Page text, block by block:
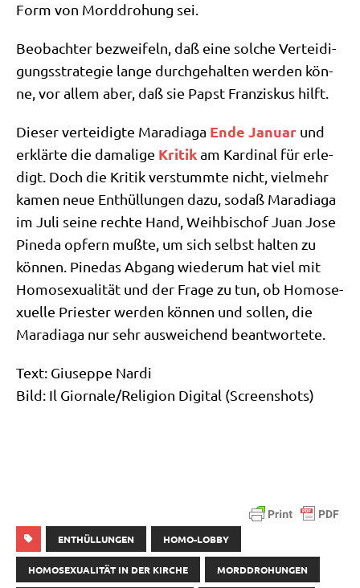
Form von Mord­dro­hung sei.
Beob­ach­ter bezwei­feln, daß eine sol­che Ver­tei­di­
gungs­stra­te­gie lan­ge durch­ge­hal­ten wer­den kön­
ne, vor allem aber, daß sie Papst Fran­zis­kus hilft.
Die­ser ver­tei­dig­te Mara­dia­ga Ende Janu­ar und
erklär­te die dama­li­ge Kri­tikam Kar­di­nal für erle­
digt. Doch die Kri­tik ver­stumm­te nicht, viel­mehr
kamen neue Ent­hül­lun­gen dazu, sodaß Mara­dia­ga
im Juli sei­ne rech­te Hand, Weih­bi­schof Juan Jose
Pine­da opfern muß­te, um sich selbst hal­ten zu
kön­nen. Pine­das Abgang wie­der­um hat viel mit
Homo­se­xua­li­tät und der Fra­ge zu tun, ob Homo­se­
xu­el­le Prie­ster wer­den kön­nen und sol­len, die
Mara­dia­ga nur sehr aus­wei­chend beantwortete.
Text: Giu­sep­pe Nardi
Bild: Il Giornale/​Religion Digi­tal (Screen­shots)
ENTHÜLLUNGEN HOMO-LOBBY
HOMOSEXUALITÄT IN DER KIRCHE MORDDROHUNGEN